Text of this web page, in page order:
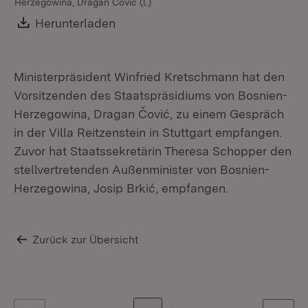
Download:
Herunterladen
Ministerpräsident Winfried Kretschmann hat den
Vorsitzenden des Staatspräsidiums von Bosnien-
Herzegowina, Dragan Čović, zu einem Gespräch
in der Villa Reitzenstein in Stuttgart empfangen.
Zuvor hat Staatssekretärin Theresa Schopper den
stellvertretenden Außenminister von Bosnien-
Herzegowina, Josip Brkić, empfangen.
Zurück zur Übersicht